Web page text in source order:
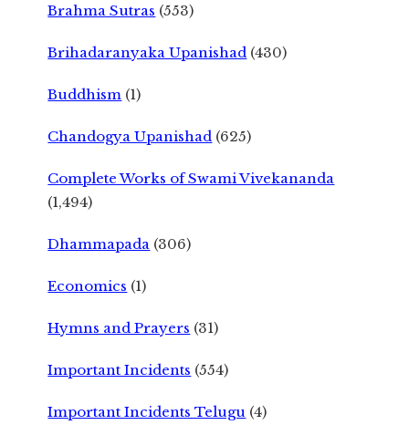
Brahma Sutras (553)
Brihadaranyaka Upanishad (430)
Buddhism (1)
Chandogya Upanishad (625)
Complete Works of Swami Vivekananda
(1,494)
Dhammapada (306)
Economics (1)
Hymns and Prayers (31)
Important Incidents (554)
Important Incidents Telugu (4)